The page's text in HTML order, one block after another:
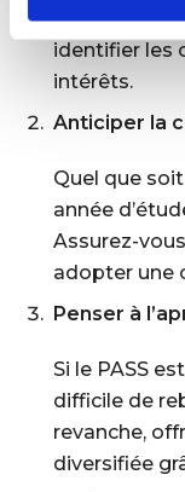
consulter les
identifier les
intérêts.
Anticiper la
Quel que
année
Assurez-
adopter une
Penser à
Si le PASS
difficile de
revanche,
diversifiée